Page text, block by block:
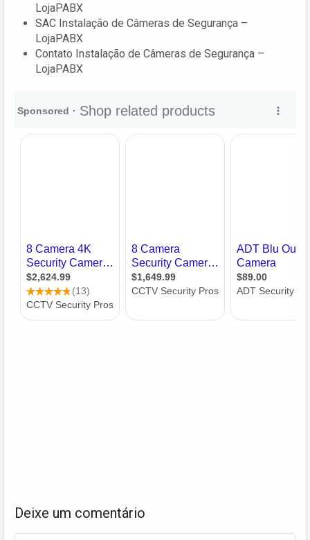
LojaPABX
SAC Instalação de Câmeras de Segurança –
LojaPABX
Contato Instalação de Câmeras de Segurança –
LojaPABX
Deixe um comentário